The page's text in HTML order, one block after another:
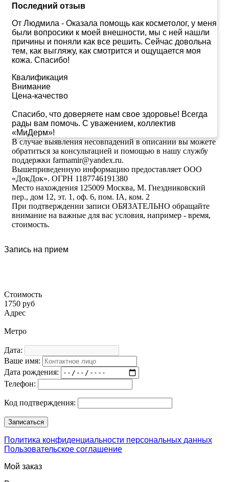
Последний отзыв
От Людмила - Оказала помощь как косметолог, у меня
были вопросики к моей внешности, мы с ней нашли
причины и поняли как все решить. Сейчас довольна
тем, как выгляжу, как смотрится и ощущается моя
кожа. Спасибо!
Квалификация
Внимание
Цена-качество
Спасибо, что доверяете нам свое здоровье! Всегда
рады вам помочь. С уважением, коллектив
«МиДерм»!
В случае выявления несовпадений в описании вы можете
обратиться за консультацией и помощью в нашу службу
поддержки farmamir@yandex.ru.
Вышеприведенную информацию предоставляет ООО
«ДокДок». ОГРН 1187746191380
Место нахождения 125009 Москва, М. Гнездниковский
пер., дом 12, эт. 1, оф. 6, пом. IA, ком. 2
При подтверждении записи ОБЯЗАТЕЛЬНО обращайте
внимание на важные для вас условия, например - время,
стоимость.
Запись на прием
Стоимость
1750 руб
Адрес
Метро
Дата:
Ваше имя:
Дата рождения:
Телефон:
Код подтверждения:
Политика конфиденциальности персональных данных
Пользовательское соглашение
Мой заказ